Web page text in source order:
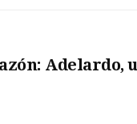
Adelardo,